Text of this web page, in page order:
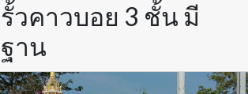
รั้วคาวบอย 3 ชั้น มี
ฐาน